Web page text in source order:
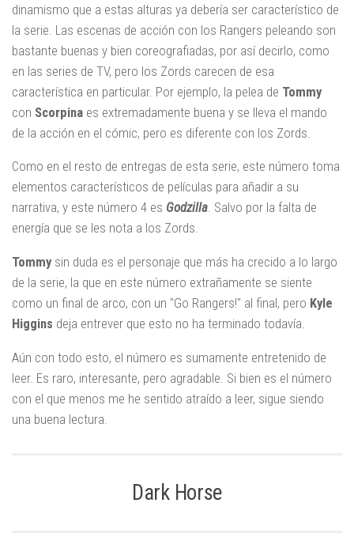
dinamismo que a estas alturas ya debería ser característico de
la serie. Las escenas de acción con los Rangers peleando son
bastante buenas y bien coreografiadas, por así decirlo, como
en las series de TV, pero los Zords carecen de esa
característica en particular. Por ejemplo, la pelea de Tommy
con Scorpina es extremadamente buena y se lleva el mando
de la acción en el cómic, pero es diferente con los Zords.
Como en el resto de entregas de esta serie, este número toma
elementos característicos de películas para añadir a su
narrativa, y este número 4 es Godzilla. Salvo por la falta de
energía que se les nota a los Zords.
Tommy sin duda es el personaje que más ha crecido a lo largo
de la serie, la que en este número extrañamente se siente
como un final de arco, con un "Go Rangers!" al final, pero Kyle
Higgins deja entrever que esto no ha terminado todavía.
Aún con todo esto, el número es sumamente entretenido de
leer. Es raro, interesante, pero agradable. Si bien es el número
con el que menos me he sentido atraído a leer, sigue siendo
una buena lectura.
Dark Horse